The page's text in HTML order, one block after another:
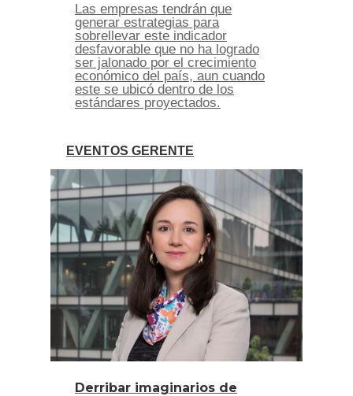
Las empresas tendrán que
generar estrategias para
sobrellevar este indicador
desfavorable que no ha logrado
ser jalonado por el crecimiento
económico del país, aun cuando
este se ubicó dentro de los
estándares proyectados.
EVENTOS GERENTE
Derribar imaginarios de